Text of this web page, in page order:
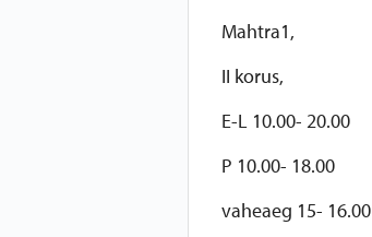
Mahtra1,
II korus,
E-L 10.00- 20.00
P 10.00- 18.00
vaheaeg 15- 16.00